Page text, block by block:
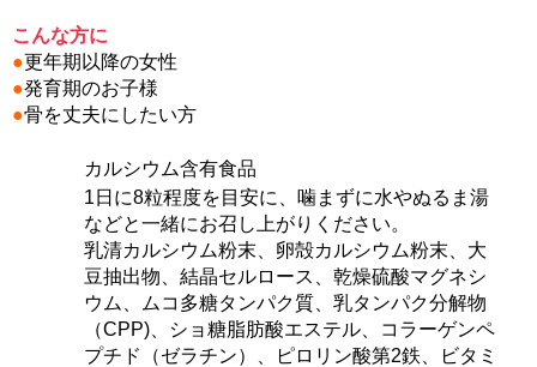
こんな方に
●更年期以降の女性
●発育期のお子様
●骨を丈夫にしたい方
カルシウム含有食品
1日に8粒程度を目安に、噛まずに水やぬるま湯
などと一緒にお召し上がりください。
乳清カルシウム粉末、卵殻カルシウム粉末、大
豆抽出物、結晶セルロース、乾燥硫酸マグネシ
ウム、ムコ多糖タンパク質、乳タンパク分解物
（CPP)、ショ糖脂肪酸エステル、コラーゲンペ
プチド（ゼラチン）、ピロリン酸第2鉄、ビタミ